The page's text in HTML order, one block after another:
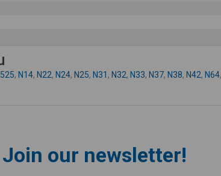
525, N14, N22, N24, N25, N31 , N32, N33, N37, N38, N42, N64,
Join our newsletter!